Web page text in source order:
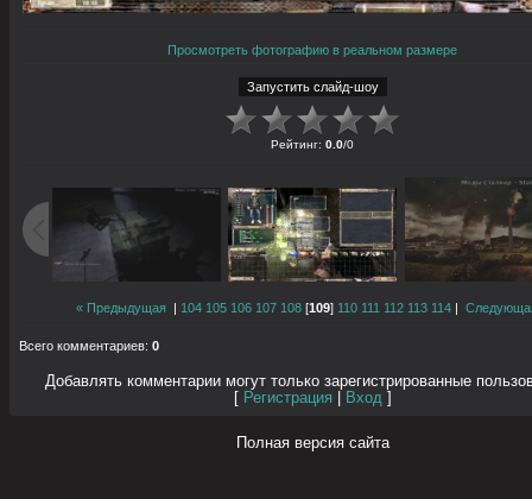
Просмотреть фотографию в реальном размере
Рейтинг: 0.0/0
« Предыдущая | 104 105 106 107 108 [109] 110 111 112 113 114 |
Всего комментариев: 0
Добавлять комментарии могут только зарегистрированные
Регистрация Вход
Полная версия сайта